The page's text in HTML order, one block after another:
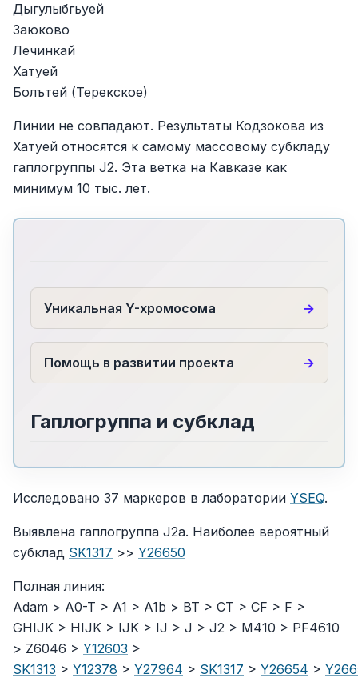
Дыгулыбгьуей
Заюково
Лечинкай
Хатуей
Болътей (Терекское)
Линии не совпадают. Результаты Кодзокова из
Хатуей относятся к самому массовому субкладу
гаплогруппы J2. Эта ветка на Кавказе как
минимум 10 тыс. лет.
Уникальная Y-хромосома
Помощь в развитии проекта
Гаплогруппа и субклад
Исследовано 37 маркеров в лаборатории YSEQ.
Выявлена гаплогруппа J2a. Наиболее вероятный
субклад SK1317 >> Y26650
Полная линия:
Adam > A0-T > A1 > A1b > BT > CT > CF > F >
GHIJK > HIJK > IJK > IJ > J > J2 > M410 > PF4610
> Z6046 > Y12603 >
SK1313 > Y12378 > Y27964 > SK1317 > Y26654 >